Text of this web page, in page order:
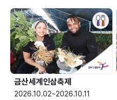
금산세계인삼축제
2026.10.02~2026.10.11